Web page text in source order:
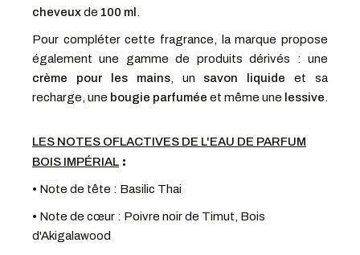
cheveuxde 100 ml
Pour compléter cette fragrance, la marque propose
également une gamme de produits dérivés : une
crème pour les mains, un savon liquide et sa
recharge, une bougie parfumée et même une lessive
LES NOTES OFLACTIVES DE L'EAU DE PARFUM
BOIS IMPÉRIAL :
• Note de tête : Basilic Thai
• Note de cœur : Poivre noir de Timut, Bois
d'Akigalawood